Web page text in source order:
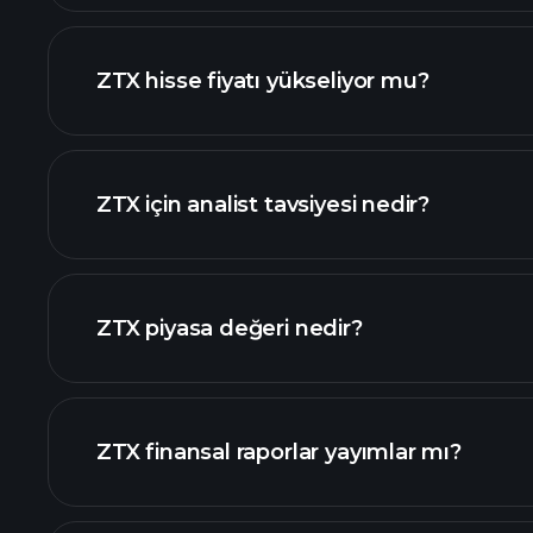
gelişmiş
ZTX hisse fiyatı yükseliyor mu?
ZTX için analist tavsiyesi nedir?
ZTX piyasa değeri nedir?
ZTX finansal raporlar yayımlar mı?
ZTX finansal verilerini